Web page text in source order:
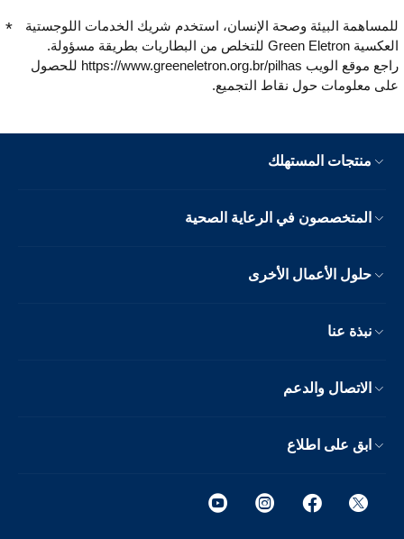
للمساهمة البيئة وصحة الإنسان، استخدم شريك الخدمات اللوجستية
العكسية Green Eletron للتخلص من البطاريات بطريقة مسؤولة.
راجع موقع الويب https://www.greeneletron.org.br/pilhas للحصول
على معلومات حول نقاط التجميع.
منتجات المستهلك
المتخصصون في الرعاية الصحية
حلول الأعمال الأخرى
نبذة عنا
الاتصال والدعم
ابق على اطلاع